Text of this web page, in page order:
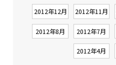
2012年12月 2012年11月
2012年8月 2012年7月
2012年4月